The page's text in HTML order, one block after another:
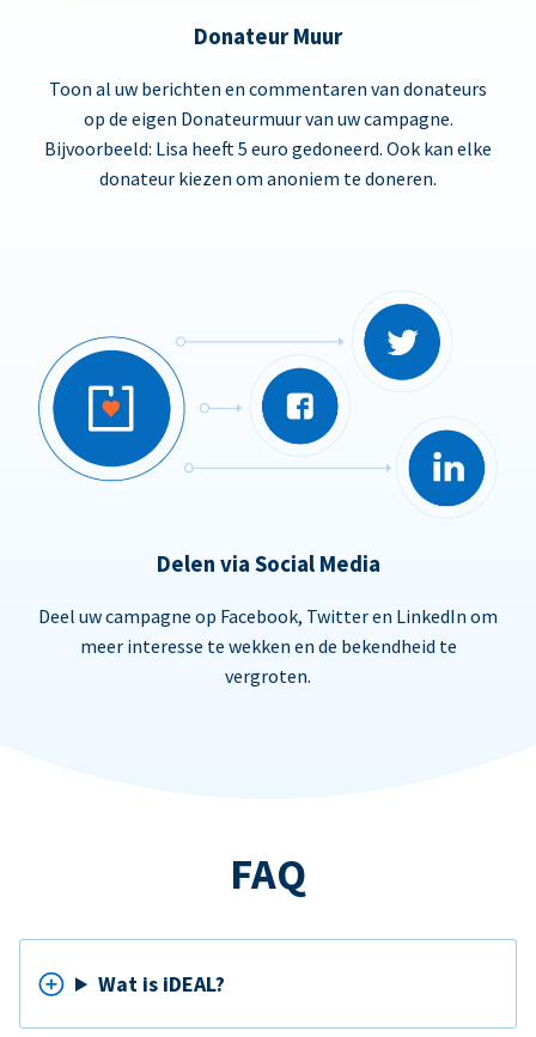
Donateur Muur
Toon al uw berichten en commentaren van donateurs
op de eigen Donateurmuur van uw campagne.
Bijvoorbeeld: Lisa heeft 5 euro gedoneerd. Ook kan elke
donateur kiezen om anoniem te doneren.
Delen via Social Media
Deel uw campagne op Facebook, Twitter en LinkedIn om
meer interesse te wekken en de bekendheid te
vergroten.
FAQ
Wat is iDEAL?